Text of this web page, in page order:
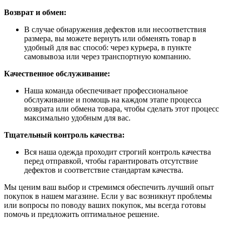
Возврат и обмен:
В случае обнаружения дефектов или несоответствия
размера, вы можете вернуть или обменять товар в
удобный для вас способ: через курьера, в пункте
самовывоза или через транспортную компанию.
Качественное обслуживание:
Наша команда обеспечивает профессиональное
обслуживание и помощь на каждом этапе процесса
возврата или обмена товара, чтобы сделать этот процесс
максимально удобным для вас.
Тщательный контроль качества:
Вся наша одежда проходит строгий контроль качества
перед отправкой, чтобы гарантировать отсутствие
дефектов и соответствие стандартам качества.
Мы ценим ваш выбор и стремимся обеспечить лучший опыт
покупок в нашем магазине. Если у вас возникнут проблемы
или вопросы по поводу ваших покупок, мы всегда готовы
помочь и предложить оптимальное решение.